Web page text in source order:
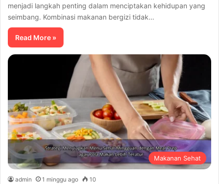
menjadi langkah penting dalam menciptakan kehidupan yang
seimbang. Kombinasi makanan bergizi tidak…
Read More »
Makanan Sehat
admin 1 minggu ago 10